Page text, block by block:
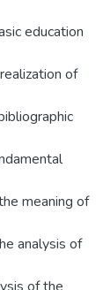
education
of
meaning of
analysis of